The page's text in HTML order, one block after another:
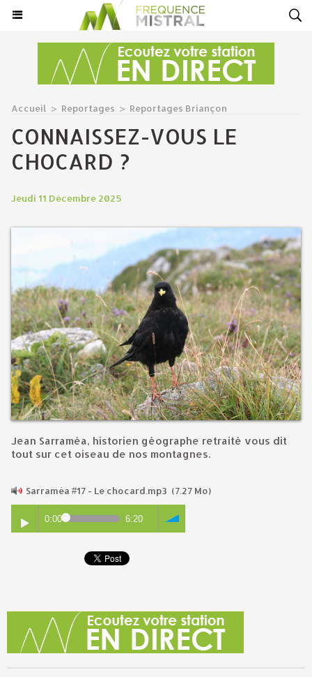
Accueil > Reportages > Reportages Briançon
CONNAISSEZ-VOUS LE
CHOCARD ?
Jeudi 11 Décembre 2025
Jean Sarraméa, historien géographe retraité vous dit
tout sur cet oiseau de nos montagnes.
Sarraméa #17 - Le chocard.mp3 (7.27 Mo)
0:00 6:20